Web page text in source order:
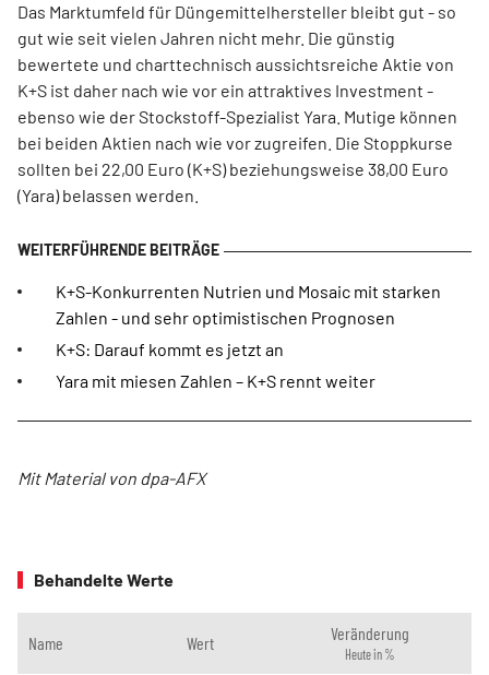
Das Marktumfeld für Düngemittelhersteller bleibt gut - so
gut wie seit vielen Jahren nicht mehr. Die günstig
bewertete und charttechnisch aussichtsreiche Aktie von
K+S ist daher nach wie vor ein attraktives Investment -
ebenso wie der Stockstoff-Spezialist Yara. Mutige können
bei beiden Aktien nach wie vor zugreifen. Die Stoppkurse
sollten bei 22,00 Euro (K+S) beziehungsweise 38,00 Euro
(Yara) belassen werden.
K+S-Konkurrenten Nutrien und Mosaic mit starken
Zahlen - und sehr optimistischen Prognosen
K+S: Darauf kommt es jetzt an
Yara mit miesen Zahlen – K+S rennt weiter
Mit Material von dpa-AFX
Behandelte Werte
Name Wert Veränderung
Heute in %